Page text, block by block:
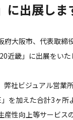
に出展しま
大阪市、代表取締
近畿」に出展をいた
社ビジュアル営業
を加えた合計3ヶ所
性向上等サービス